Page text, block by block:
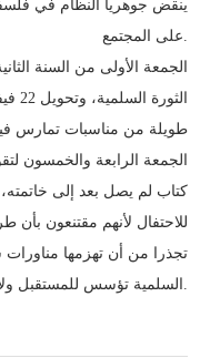
ينقض جوهريا النظام في
على المجتمع.
الجمعة الأولى من السنة
طويلة من مناسبات تمارس
كتاب لم يصل بعد إلى
للاحتفال لأنهم مقتنعون بأن
تجذرا من أن تهزمها
السلمية تؤسس للمستقبل ولا أحد بوسعه أن يجعلها حدثا من الماضي.